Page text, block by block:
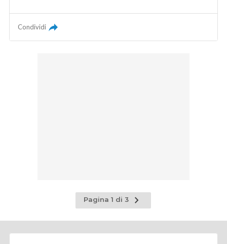
Condividi
Pagina 1 di 3
Pagina
successiva